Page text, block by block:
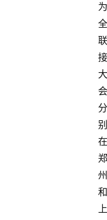
为
全
联
接
大
会
分
别
在
郑
州
和
上